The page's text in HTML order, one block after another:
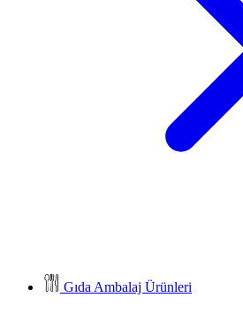
Gıda Ambalaj Ürünleri